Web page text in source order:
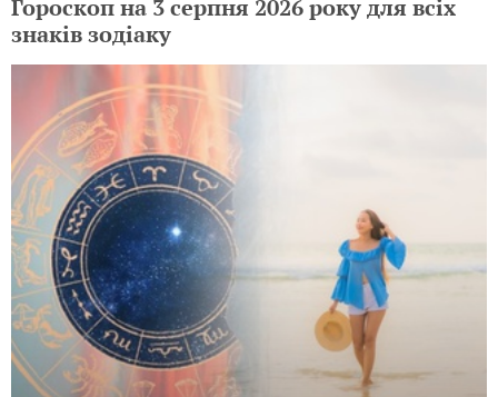
Гороскоп на 3 серпня 2026 року для всіх
знаків зодіаку